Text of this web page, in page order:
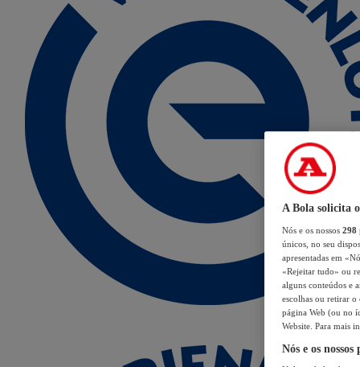
A Bola solicita
Nós e os nossos 298
únicos, no seu
apresentadas em
«Rejeitar tudo» ou
alguns conteúdos e
escolhas ou retirar
página Web (ou no
Website. Para mais
Nós e os